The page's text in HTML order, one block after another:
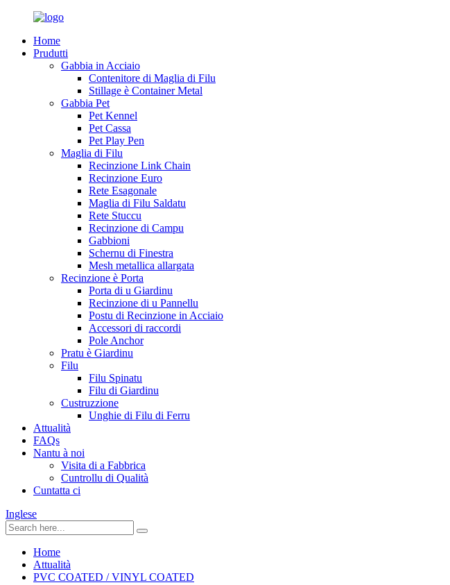
Home
Prudutti
Gabbia in Acciaio
Contenitore di Maglia di Filu
Stillage è Container Metal
Gabbia Pet
Pet Kennel
Pet Cassa
Pet Play Pen
Maglia di Filu
Recinzione Link Chain
Recinzione Euro
Rete Esagonale
Maglia di Filu Saldatu
Rete Stuccu
Recinzione di Campu
Gabbioni
Schernu di Finestra
Mesh metallica allargata
Recinzione è Porta
Porta di u Giardinu
Recinzione di u Pannellu
Postu di Recinzione in Acciaio
Accessori di raccordi
Pole Anchor
Pratu è Giardinu
Filu
Filu Spinatu
Filu di Giardinu
Custruzzione
Unghie di Filu di Ferru
Attualità
FAQs
Nantu à noi
Visita di a Fabbrica
Cuntrollu di Qualità
Cuntatta ci
Inglese
Home
Attualità
PVC COATED / VINYL COATED